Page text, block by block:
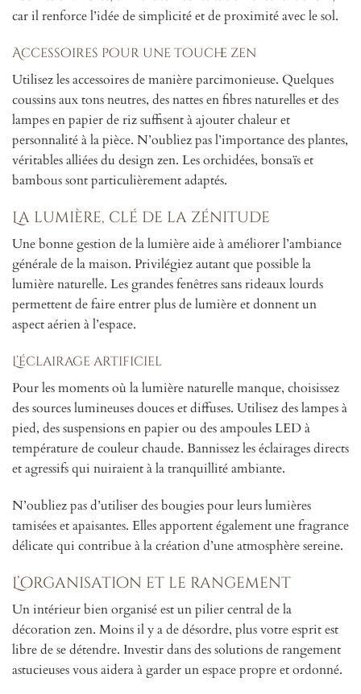
car il renforce l’idée de simplicité et de proximité avec le sol.
Accessoires pour une touche zen
Utilisez les accessoires de manière parcimonieuse. Quelques
coussins aux tons neutres, des nattes en fibres naturelles et des
lampes en papier de riz suffisent à ajouter chaleur et
personnalité à la pièce. N’oubliez pas l’importance des plantes,
véritables alliées du design zen. Les orchidées, bonsaïs et
bambous sont particulièrement adaptés.
La lumière, clé de la zénitude
Une bonne gestion de la lumière aide à améliorer l’ambiance
générale de la maison. Privilégiez autant que possible la
lumière naturelle. Les grandes fenêtres sans rideaux lourds
permettent de faire entrer plus de lumière et donnent un
aspect aérien à l’espace.
L’éclairage artificiel
Pour les moments où la lumière naturelle manque, choisissez
des sources lumineuses douces et diffuses. Utilisez des lampes à
pied, des suspensions en papier ou des ampoules LED à
température de couleur chaude. Bannissez les éclairages directs
et agressifs qui nuiraient à la tranquillité ambiante.
N’oubliez pas d’utiliser des bougies pour leurs lumières
tamisées et apaisantes. Elles apportent également une fragrance
délicate qui contribue à la création d’une atmosphère sereine.
L’organisation et le rangement
Un intérieur bien organisé est un pilier central de la
décoration zen. Moins il y a de désordre, plus votre esprit est
libre de se détendre. Investir dans des solutions de rangement
astucieuses vous aidera à garder un espace propre et ordonné.